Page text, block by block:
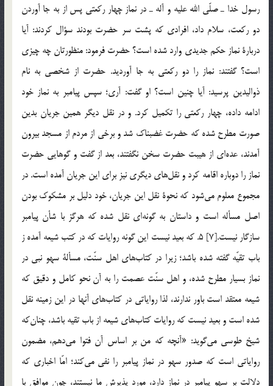
رسول خدا ـ صلّي الله عليه و آله ـ در نماز چهار ركعتي پس از به جا آوردن
دو ركعت، سلام داد، افرادي كه پشت سر حضرت بودند سؤال كردند: آيا
دربارة نماز حكم جديدي وارد شده است؟ حضرت فرمود: منظورتان چه چيزي
است؟ گفتند: نماز را دو ركعتي به جا آورديد. حضرت از شخصي به نام
ذواليدين پرسيد: آيا چنين است؟ او گفت: آري؛ سپس پيامبر به نماز خود
ادامه داده، چهار ركعتي را تكميل كرد. و در نقل ديگر همين جريان بدين
صورت مطرح شده كه حضرت غضبناك شد و برخي از مردم از مسجد بيرون
آمدند، عده‌اي از هيبت حضرت سخن نگفتند، بعد از گفت و گوهايي حضرت
نماز را دوباره اقامه كرد و نقل‌هاي ديگري نيز براي اين جريان آمده است. در
مجموع معلوم مي‌شود كه نحوة نقل اين جريان، خود دليل بر مشكوك بودن
اصل مسأله است و داستان به گونه‌اي نقل شده كه هرگز با شأن پيامبر
سازگار نيست.[7] 5. كه بعيد نيست اين گونه روايات كه در كتب شيعه آمده ز
باب تقيّه گفته شده باشد؛ زيرا در كتاب‌هاي اهل سنّت، مسألة سهو نبي در
نماز بسيار مطرح شده، و اهل سنّت عصمت را به آن نحو كامل و دقيق كه
شيعه معتقد است باور ندارند، لذا رواياتي در كتاب‌هاي آنها در اين زمينه نقل
شده است و بعيد نيست كه روايات كتاب‌هاي شيعه از باب تقيه باشد، چنان‌كه
شيخ طوسي مي‌گويد: «آنچه كه من بر اساس آن فتوا مي‌دهم، مضمون
رواياتي است كه صدور سهو در نماز پيامبر را نفي مي‌كند؛ امّا اخباري كه
دلالت بر سهو پيامبر در نماز دارد، مورد پذيرش ما نيستند، چون موافق با